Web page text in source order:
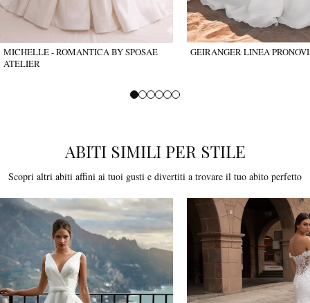
MICHELLE - ROMANTICA BY SPOSAE
ATELIER
GEIRANGER LINEA
ABITI SIMILI PER STILE
Scopri altri abiti affini ai tuoi gusti e divertiti a trovare il tuo abito perfetto